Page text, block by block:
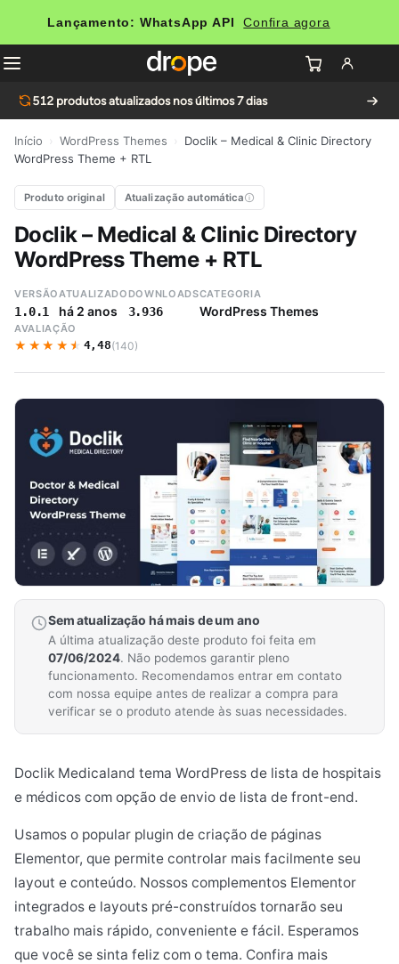
Lançamento: WhatsApp API Confira agora
512 produtos atualizados nos últimos 7 dias
Início WordPress Themes
Doclik – Medical & Clinic Directory
WordPress Theme + RTL
Produto original Atualização automática
Doclik – Medical & Clinic Directory
WordPress Theme + RTL
VERSÃO
1.0.1
ATUALIZADO
há 2 anos
DOWNLOADS
3.936
CATEGORIA
WordPress Themes
AVALIAÇÃO
★★★★★
★★★★★ 4,48(140)
Sem atualização há mais de um ano
A última atualização deste produto foi feita em
07/06/2024. Não podemos garantir pleno
funcionamento. Recomendamos entrar em contato
com nossa equipe antes de realizar a compra para
verificar se o produto atende às suas necessidades.
Doclik Medicaland tema WordPress de lista de hospitais
e médicos com opção de envio de lista de front-end.
Usamos o popular plugin de criação de páginas
Elementor, que permite controlar mais facilmente seu
layout e conteúdo. Nossos complementos Elementor
integrados e layouts pré-construídos tornarão seu
trabalho mais rápido, conveniente e fácil. Esperamos
que você se sinta feliz com o tema. Confira mais